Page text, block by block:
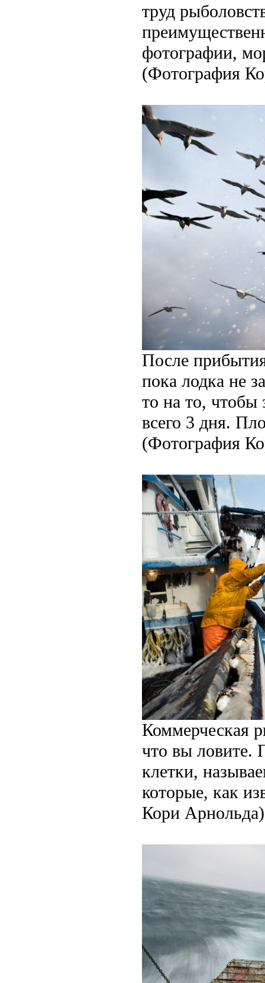
труд
фотографии,
(Фотография
После
пока лодка не
то на то, чтобы
всего 3 дня.
(Фотография
Коммерческая
что вы ловите.
клетки,
которые, как
Кори Арнольда)